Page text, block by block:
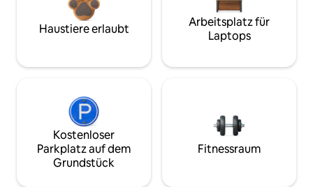
Haustiere erlaubt
Arbeitsplatz für
Laptops
Kostenloser
Parkplatz auf dem
Grundstück
Fitnessraum